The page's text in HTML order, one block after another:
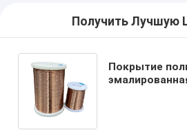
Получить Лучшую
Покрытие